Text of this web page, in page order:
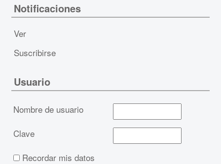
Notificaciones
Ver
Suscribirse
Usuario
Nombre de usuario
Clave
Recordar mis datos